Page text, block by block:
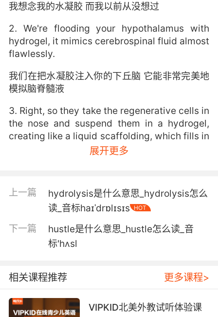
我想念我的水凝胶 而我以前从没想过
2. We're flooding your hypothalamus with
hydrogel, it mimics cerebrospinal fluid almost
flawlessly.
我们在把水凝胶注入你的下丘脑 它能非常完美地
模拟脑脊髓液
3. Right, so they take the regenerative cells in
the nose and suspend them in a hydrogel,
creating like a liquid scaffolding, which fills in
the injured parts of the spine.
展开更多
上一篇
hydrolysis是什么意思_hydrolysis怎么
读_音标haɪˈdrɒlɪsɪs
HOT
下一篇
hustle是什么意思_hustle怎么读_音
标'hʌsl
相关课程推荐 更多课程>
VIPKID北美外教试听体验课